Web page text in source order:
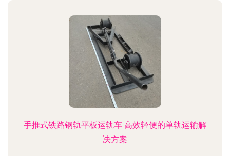
手推式铁路钢轨平板运轨车 高效轻便的单轨运输解
决方案